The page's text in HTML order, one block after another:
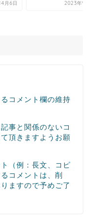
月6日 2023年9
コメント欄の維持
事と関係のないコ
頂きますようお願
（例：長文、コピ
コメントは、削
ますので予めご了